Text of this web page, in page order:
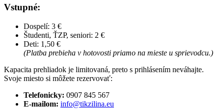
Vstupné:
Dospelí: 3 €
Študenti, ŤZP, seniori: 2 €
Deti: 1,50 €
(Platba prebieha v hotovosti priamo na mieste u sprievodcu.)
Kapacita prehliadok je limitovaná, preto s prihlásením neváhajte.
Svoje miesto si môžete rezervovať:
Telefonicky: 0907 845 567
E-mailom: info@tikzilina.eu